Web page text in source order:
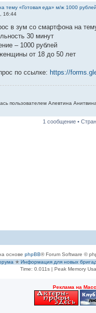
тему «Готовая еда» м/ж 1000
16:44
в зум со смартфона на
30 минут
– 1000 рублей
от 18 до 50 лет
по ссылке: https://
пользователем Алевтина
1 сообщение •
основе phpBB® Forum Software ©
✭ Информация для новых
Time: 0.011s| Peak Memory
Рeклама на